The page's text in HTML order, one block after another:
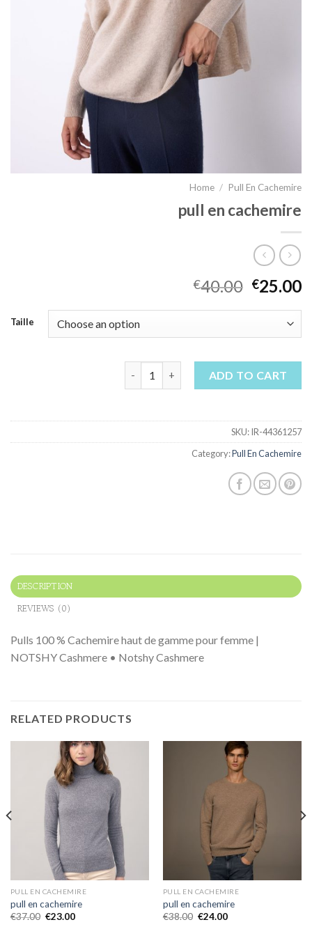
Home / Pull En Cachemire
pull en cachemire
€40.00 €25.00
Taille
ADD TO CART
SKU:IR-44361257
Category:Pull En Cachemire
DESCRIPTION
REVIEWS (0)
Pulls 100 % Cachemire haut de gamme pour femme |
NOTSHY Cashmere • Notshy Cashmere
RELATED PRODUCTS
PULL EN CACHEMIRE
pull en cachemire
€37.00 €23.00
PULL EN CACHEMIRE
pull en cachemire
€38.00 €24.00